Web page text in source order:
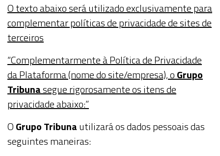
O texto abaixo será utilizado exclusivamente para
complementar políticas de privacidade de sites de
terceiros
“Complementarmente à Política de Privacidade
da Plataforma (nome do site/empresa), oGrupo
Tribunasegue rigorosamente os itens de
privacidade abaixo:”
OGrupo Tribunautilizará os dados pessoais das
seguintes maneiras: